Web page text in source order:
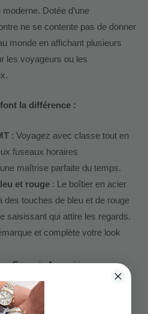
Dotée d’une
ne se contente pas de donner
monde en affichant plusieurs
les voyageurs ou les
la différence :
: Voyagez avec classe tout en
fuseaux horaires
maîtrise parfaite du temps.
et rouge: Le boîtier en acier
des touches de bleu et de rouge
saisissant qui attire les regards.
et complète votre look
:Emporio Armaniincarne
et la qualité exceptionnelle.
cette montre rehausse